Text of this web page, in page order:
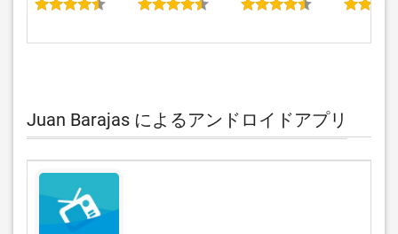
Juan Barajas によるアンドロイドアプリ